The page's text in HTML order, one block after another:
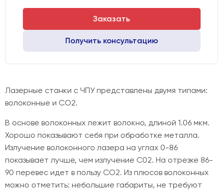
Заказать
Получить консультацию
Лазерные станки с ЧПУ представлены двумя типами:
волоконные и CO2.
В основе волоконных лежит волокно, длиной 1.06 мкм.
Хорошо показывают себя при обработке металла.
Излучение волоконного лазера на углах 0-86
показывает лучше, чем излучение C02. На отрезке 86-
90 перевес идет в пользу CO2. Из плюсов волоконных
можно отметить: небольшие габариты, не требуют